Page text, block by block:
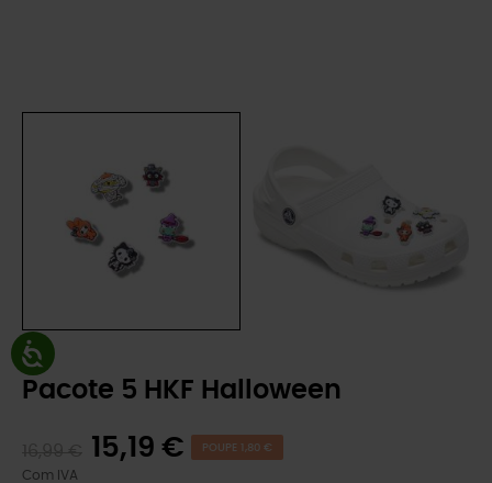
Pacote 5 HKF Halloween
15,19 € POUPE 1,80 €
Com IVA